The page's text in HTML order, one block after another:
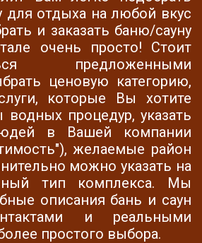
для отдыха на любой вкус
и заказать баню/сауну
очень просто! Стоит
предложенными
ценовую категорию,
которые Вы хотите
водных процедур, указать
в Вашей компании
желаемые район
можно указать на
тип комплекса. Мы
описания бань и саун
и реальными
простого выбора.